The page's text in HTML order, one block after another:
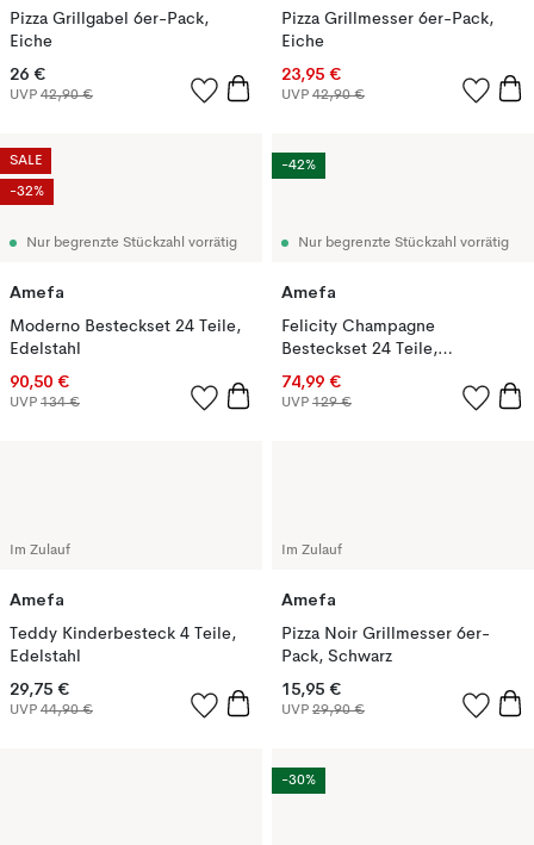
Pizza Grillgabel 6er-Pack,
Eiche
26 €
UVP 42,90 €
Pizza Grillmesser 6er-Pack,
Eiche
23,95 €
UVP 42,90 €
Nur begrenzte Stückzahl vorrätig
Amefa
Moderno Besteckset 24 Teile,
Edelstahl
90,50 €
UVP 134 €
SALE
-32%
Nur begrenzte Stückzahl vorrätig
Amefa
Felicity Champagne
Besteckset 24 Teile,
Champagne
74,99 €
UVP 129 €
-42%
Im Zulauf
Amefa
Teddy Kinderbesteck 4 Teile,
Edelstahl
29,75 €
UVP 44,90 €
Im Zulauf
Amefa
Pizza Noir Grillmesser 6er-
Pack, Schwarz
15,95 €
UVP 29,90 €
-30%